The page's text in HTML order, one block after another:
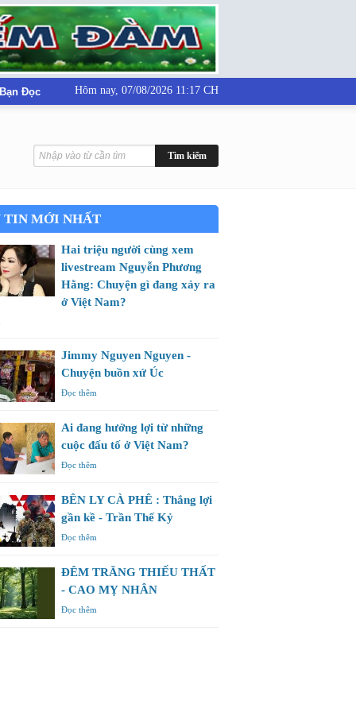
Đọc Hôm nay, 07/08/2026 11:17 CH
TIN MỚI NHẤT
Hai triệu người cùng xem
livestream Nguyễn Phương
Hằng: Chuyện gì đang xảy ra
ở Việt Nam?
Jimmy Nguyen Nguyen -
Chuyện buồn xứ Úc
Đọc thêm
Ai đang hưởng lợi từ những
cuộc đấu tố ở Việt Nam?
Đọc thêm
BÊN LY CÀ PHÊ : Thắng lợi
gần kề - Trần Thế Kỷ
Đọc thêm
ĐÊM TRĂNG THIẾU THẤT
- CAO MỴ NHÂN
Đọc thêm